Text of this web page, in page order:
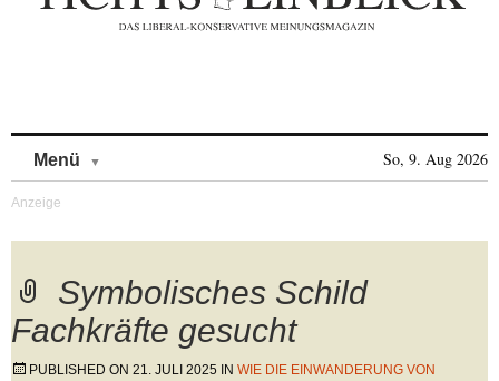
Menü So, 9. Aug 2026
Symbolisches Schild
Fachkräfte gesucht
PUBLISHED ON 21. JULI 2025 IN WIE DIE EINWANDERUNG VON